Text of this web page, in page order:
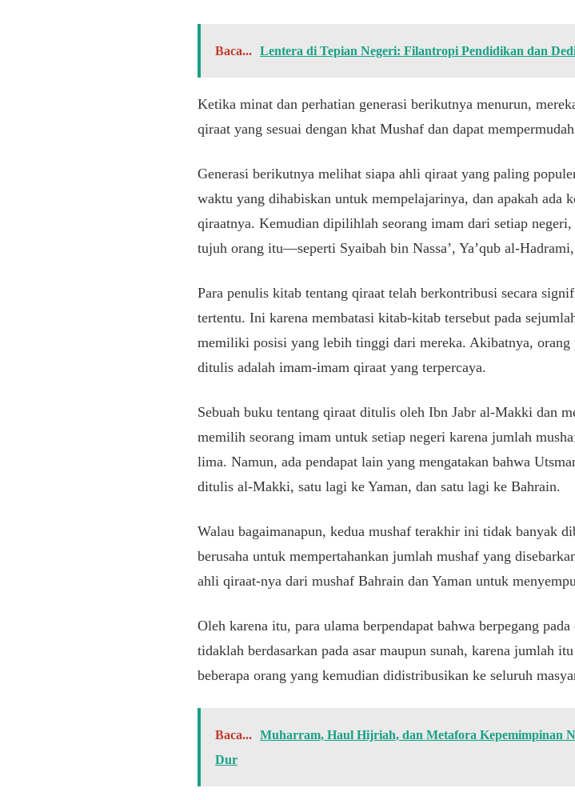
Baca... Lentera di Tepian Negeri: Filantropi Pendidikan dan
Ketika minat dan perhatian generasi berikutnya menurun,
qiraat yang sesuai dengan khat Mushaf dan dapat
Generasi berikutnya melihat siapa ahli qiraat yang paling
waktu yang dihabiskan untuk mempelajarinya, dan apakah ada
qiraatnya. Kemudian dipilihlah seorang imam dari setiap
tujuh orang itu—seperti Syaibah bin Nassa’, Ya’qub al-
Para penulis kitab tentang qiraat telah berkontribusi secara
tertentu. Ini karena membatasi kitab-kitab tersebut pada
memiliki posisi yang lebih tinggi dari mereka. Akibatnya, orang
ditulis adalah imam-imam qiraat yang terpercaya.
Sebuah buku tentang qiraat ditulis oleh Ibn Jabr al-Makki dan
memilih seorang imam untuk setiap negeri karena jumlah
lima. Namun, ada pendapat lain yang mengatakan bahwa
ditulis al-Makki, satu lagi ke Yaman, dan satu lagi ke Bahrain.
Walau bagaimanapun, kedua mushaf terakhir ini tidak banyak
berusaha untuk mempertahankan jumlah mushaf yang
ahli qiraat-nya dari mushaf Bahrain dan Yaman untuk
Oleh karena itu, para ulama berpendapat bahwa berpegang
tidaklah berdasarkan pada asar maupun sunah, karena jumlah
beberapa orang yang kemudian didistribusikan ke seluruh
Baca... Muharram, Haul Hijriah, dan Metafora Kepemimpinan
Dur